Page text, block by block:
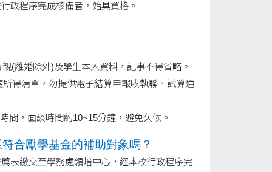
政程序完成核備者，始具資格。
(離婚除外)及學生本人資料，記事不得省略。
得清單，勿提供電子結算申報收執聯、試算通
間，面談時間約10~15分鐘，避免久候。
合勵學基金的補助對象嗎？
表繳交至學務處領培中心，經本校行政程序完